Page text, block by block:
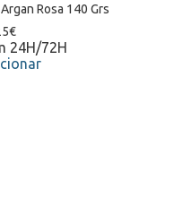
Rosa 140 Grs
€
24H/72H